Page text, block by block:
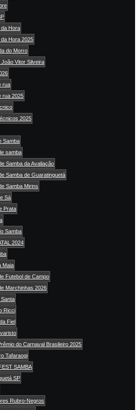
da Hora
da Hora 2025
do Morro
João Vitor Silveira
rua
rua 2025
2025
Samba
samba
Samba da Avaliação
Samba de Guaratinguetá
Samba Mirins
Sá
Prata
Samba
2024
Maia
Futebol de Campo
Marchinhas 2026
Santa
Ricci
Fiel
do Carnaval Brasileiro 2025
Tafaraogi
SAMBA
SP
Rubro-Negros